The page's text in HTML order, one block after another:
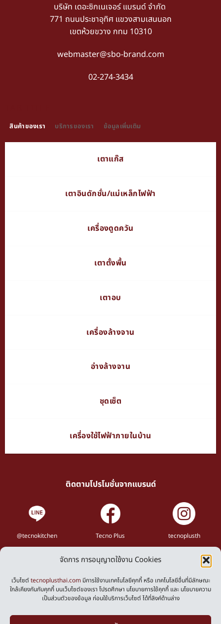
จัดการ การอนุญาตใช้งาน Cookies
เว็บไซต์tecnoplusthai.comมีการใช้งานเทคโนโลยีคุกกี้ หรือ เทคโนโลยีอื่นที่มีลักษณะ
ใกล้เคียงกันกับคุกกี้ บนเว็บไซต์ของเรา โปรดศึกษา นโยบายการใช้คุกกี้ และ นโยบายความ
เป็นส่วนตัวของข้อมูล ก่อนใช้บริการเว็บไซต์ ได้ที่ลิงค์ด้านล่าง
บริษัท เดอะซิกเนเจอร์ แบรนด์ จำกัด
771 ถนนประชาอุทิศ แขวงสามเสนนอก
เขตห้วยขวาง กทม 10310
webmaster@sbo-brand.com
02-274-3434
สินค้าของเรา บริการของเรา ข้อมูลเพิ่มเติม
เตาแก๊ส
เตาอินดักชั่น/แม่เหล็กไฟฟ้า
เครื่องดูดควัน
เตาตั้งพื้น
เตาอบ
เครื่องล้างจาน
อ่างล้างจาน
ชุดเซ็ต
เครื่องใช้ไฟฟ้าภายในบ้าน
ติดตามโปรโมชั่นจากแบรนด์
@tecnokitchen Tecno Plus tecnoplusth
Privacy Policy
Cookies Policy